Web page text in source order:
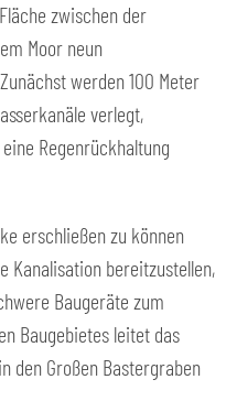
zwischen der
Moor neun
werden 100 Meter
verlegt,
Regenrückhaltung
erschließen zu können
Kanalisation bereitzustellen,
Baugeräte zum
Baugebietes leitet das
den Großen Bastergraben